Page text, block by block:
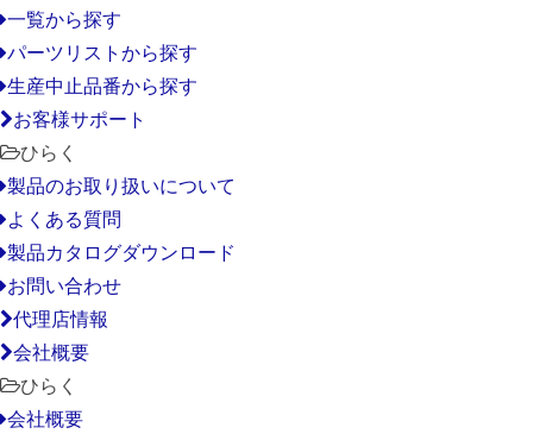
一覧から探す
パーツリストから探す
生産中止品番から探す
お客様サポート
ひらく
製品のお取り扱いについて
よくある質問
製品カタログダウンロード
お問い合わせ
代理店情報
会社概要
ひらく
会社概要